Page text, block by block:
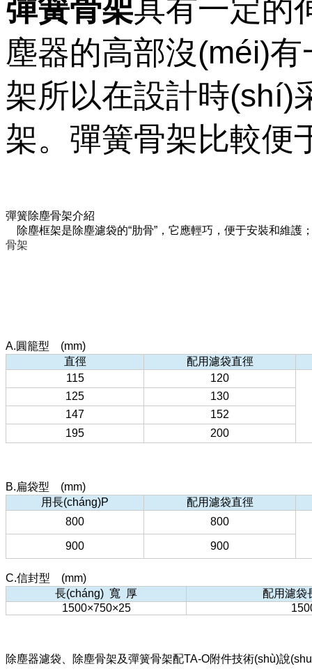
彈簧骨架具有一定的伸
塵器的高部沒(méi)有
架所以在設計時(shí)
架。彈簧骨架比較便于
彈簧除塵骨架介紹
除塵框架是除塵濾袋的“肋骨”，它應輕巧，便于安裝和維護；
骨架
A.圓籠型 (mm)
直徑
配用濾袋直徑
115
120
125
130
147
152
195
200
B.扁袋型 (mm)
用長(cháng)P
配用濾袋直徑
800
800
900 900
C.信封型 (mm)
長(cháng) 寬 厚
配用濾袋
1500×750×25
除塵器濾袋、除塵骨架及彈簧骨架配TA-O附件技術(shù)說